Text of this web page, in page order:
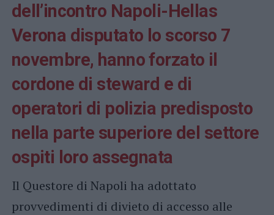
dell’incontro Napoli-Hellas
Verona disputato lo scorso 7
novembre, hanno forzato il
cordone di steward e di
operatori di polizia predisposto
nella parte superiore del settore
ospiti loro assegnata
Il Questore di Napoli ha adottato
provvedimenti di divieto di accesso alle